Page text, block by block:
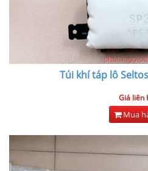
Túi khí táp lô
Giá liên
Mua